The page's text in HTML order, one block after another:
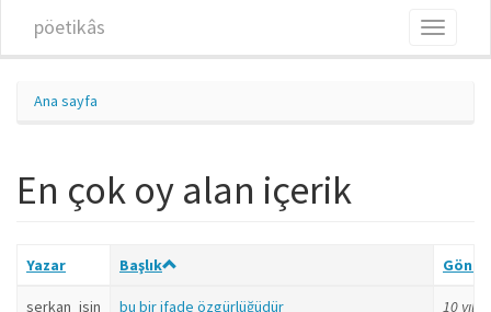
pöetikâs
Toggle
Ana sayfa
En çok oy alan içerik
Yazar Başlık
serkan_isin bu bir ifade özgürlüğüdür 10 yıl